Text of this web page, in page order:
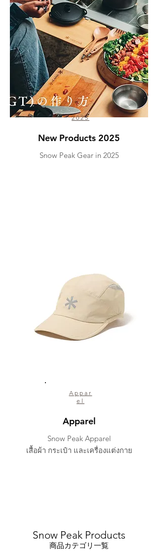
2025
New Products 2025
Snow Peak Gear in 2025
Appar
el
Apparel
Snow Peak Apparel
เสื้อผ้า กระเป๋า และเครื่องแต่งกาย
Snow Peak Products
商品カテゴリ一覧